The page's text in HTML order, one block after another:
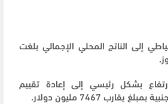
إلى الناتج المحلي الإجمالي بلغت
بشكل رئيسي إلى إعادة تقييم
يقارب 7467 مليون دولار.